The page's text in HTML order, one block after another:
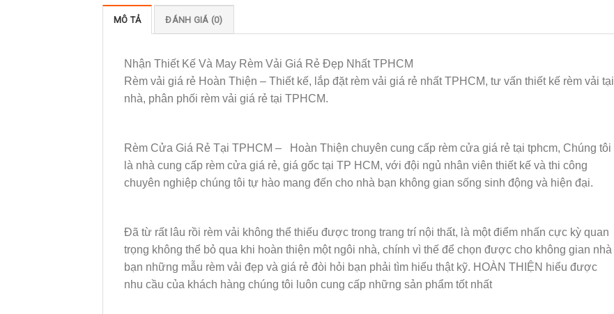
MÔ TẢ ĐÁNH GIÁ (0)
Nhận Thiết Kế Và May Rèm Vải Giá Rẻ Đẹp Nhất TPHCM
Rèm vải giá rẻ Hoàn Thiện – Thiết kế, lắp đặt rèm vải giá rẻ nhất TPHCM, tư vấn thiết kế rèm vải tại
nhà, phân phối rèm vải giá rẻ tại TPHCM.
Rèm Cửa Giá Rẻ Tại TPHCM – Hoàn Thiện chuyên cung cấp rèm cửa giá rẻ tại tphcm, Chúng tôi
là nhà cung cấp rèm cửa giá rẻ, giá gốc tại TP HCM, với đội ngủ nhân viên thiết kế và thi công
chuyên nghiệp chúng tôi tự hào mang đến cho nhà bạn không gian sống sinh động và hiện đại.
Đã từ rất lâu rồi rèm vải không thể thiếu được trong trang trí nội thất, là một điểm nhấn cực kỳ quan
trọng không thể bỏ qua khi hoàn thiện một ngôi nhà, chính vì thế để chọn được cho không gian nhà
bạn những mẫu rèm vải đẹp và giá rẻ đòi hỏi bạn phải tìm hiểu thật kỹ. HOÀN THIỆN hiểu được
nhu cầu của khách hàng chúng tôi luôn cung cấp những sản phẩm tốt nhất